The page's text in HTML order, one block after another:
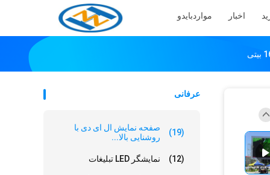
اخبار مواردبایدو
عرفانی
صفحه نمایش ال ای دی با
روشنایی بالا...
(19)
نمایشگر LED تبلیغات (12)